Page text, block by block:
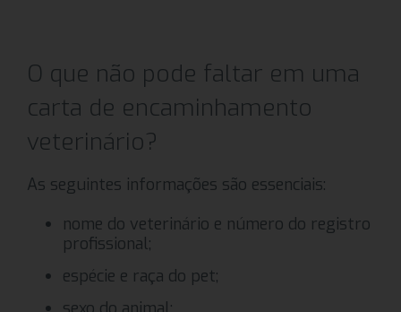
O que não pode faltar em uma
carta de encaminhamento
veterinário?
As seguintes informações são essenciais:
nome do veterinário e número do registro
profissional;
espécie e raça do pet;